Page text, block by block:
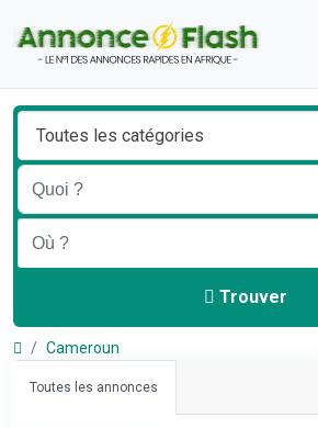
Toutes les catégories
Trouver
Cameroun
Toutes les annonces